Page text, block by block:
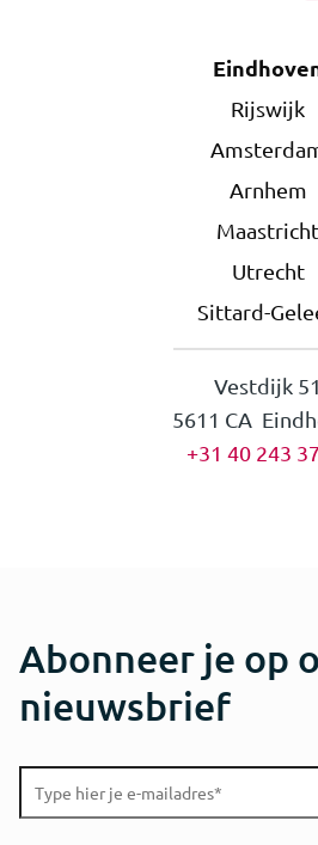
Rijswijk
Arnhem
Maastricht
Utrecht
Sittard-
Vestdijk 51
5611 CA
+31 40 243
Abonneer je op
nieuwsbrief